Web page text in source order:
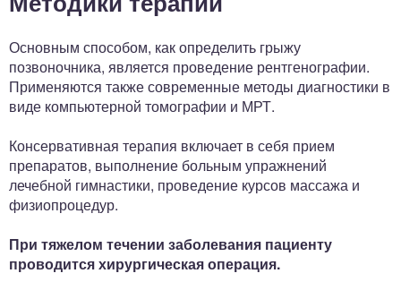
Основным способом, как определить грыжу
позвоночника, является проведение рентгенографии.
Применяются также современные методы диагностики в
виде компьютерной томографии и МРТ.
Консервативная терапия включает в себя прием
препаратов, выполнение больным упражнений
лечебной гимнастики, проведение курсов массажа и
физиопроцедур.
При тяжелом течении заболевания пациенту
проводится хирургическая операция.